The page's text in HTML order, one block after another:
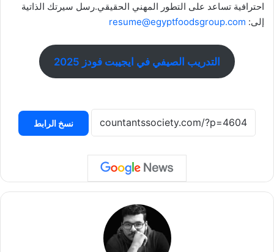
احترافية تساعد على التطور المهني الحقيقي.رسل سيرتك الذاتية
إلى: resume@egyptfoodsgroup.com
التدريب الصيفي في ايجيبت فودز 2025
نسخ الرابط